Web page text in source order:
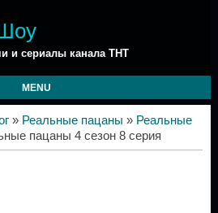
и сериалы канала ТНТ
MENU
» Реальные пацаны » Реальные
пацаны 4 сезон 8 серия